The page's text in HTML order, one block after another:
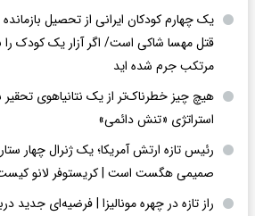
یک چهارم کودکان ایرانی از تحصیل
قتل مهسا شاکی است/ اگر آزار یک کودک را
مرتکب جرم شده اید
هیچ چیز خطرناک‌تر از یک نتانیاهوی
استراتژی «تنش دائمی»
رئیس تازه ارتش آمریکا؛ یک ژنرال چهار
صمیمی هگست است | کریستوفر لانو
راز تازه در چهره مونالیزا | فرضیه‌ای جدید